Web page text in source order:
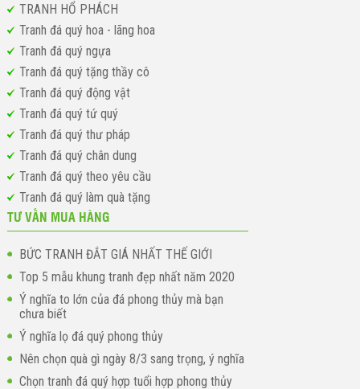
TRANH HỔ PHÁCH
Tranh đá quý hoa - lãng hoa
Tranh đá quý ngựa
Tranh đá quý tặng thầy cô
Tranh đá quý động vật
Tranh đá quý tứ quý
Tranh đá quý thư pháp
Tranh đá quý chân dung
Tranh đá quý theo yêu cầu
Tranh đá quý làm quà tặng
TƯ VẤN MUA HÀNG
BỨC TRANH ĐẮT GIÁ NHẤT THẾ GIỚI
Top 5 mẫu khung tranh đẹp nhất năm 2020
Ý nghĩa to lớn của đá phong thủy mà bạn
chưa biết
Ý nghĩa lọ đá quý phong thủy
Nên chọn quà gì ngày 8/3 sang trọng, ý nghĩa
Chọn tranh đá quý hợp tuổi hợp phong thủy